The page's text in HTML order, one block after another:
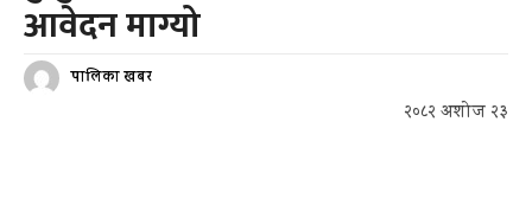
आवेदन माग्यो
पालिका खबर
२०८२ अशोज २३